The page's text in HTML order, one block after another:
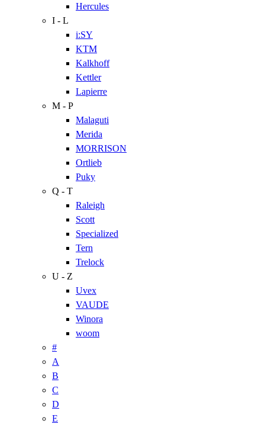
Hercules
I - L
i:SY
KTM
Kalkhoff
Kettler
Lapierre
M - P
Malaguti
Merida
MORRISON
Ortlieb
Puky
Q - T
Raleigh
Scott
Specialized
Tern
Trelock
U - Z
Uvex
VAUDE
Winora
woom
#
A
B
C
D
E